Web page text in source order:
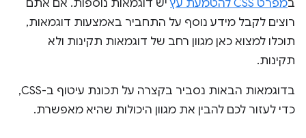
במפרט CSS להטמעת עץ
יש דוגמאות נוספות. אם אתם
רוצים לקבל מידע נוסף על התחביר באמצעות דוגמאות,
תוכלו למצוא כאן מגוון רחב של דוגמאות תקינות ולא
תקינות.
בדוגמאות הבאות נסביר בקצרה על תכונת עיטוף ב-CSS,
כדי לעזור לכם להבין את מגוון היכולות שהיא מאפשרת.